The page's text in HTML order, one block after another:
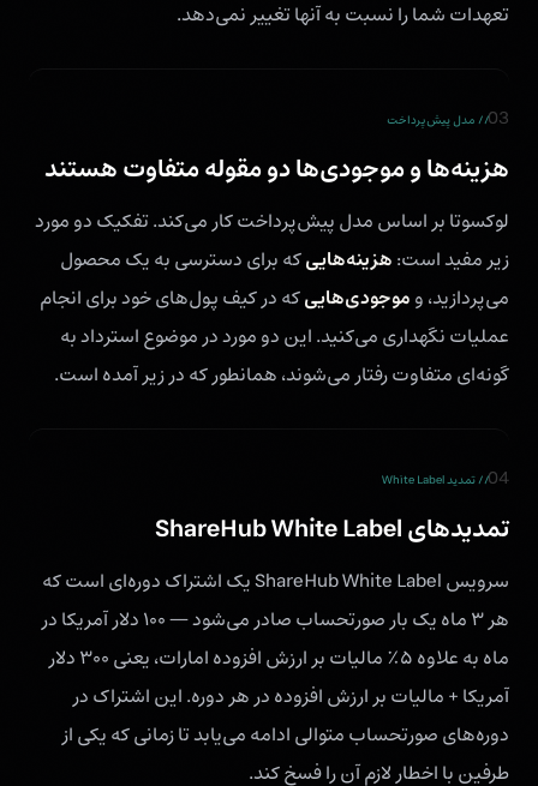
تعهدات شما را نسبت به آنها تغییر نمی‌دهد.
03// مدل پیش‌پرداخت
هزینه‌ها و موجودی‌ها دو مقوله متفاوت هستند
لوکسوتا بر اساس مدل پیش‌پرداخت کار می‌کند. تفکیک دو مورد
زیر مفید است: هزینه‌هاییکه برای دسترسی به یک محصول
می‌پردازید، و موجودی‌هاییکه در کیف پول‌های خود برای انجام
عملیات نگهداری می‌کنید. این دو مورد در موضوع استرداد به
گونه‌ای متفاوت رفتار می‌شوند، همانطور که در زیر آمده است.
04// تمدید White Label
تمدیدهای ShareHub White Label
سرویس ShareHub White Label یک اشتراک دوره‌ای است که
هر ۳ ماه یک بار صورتحساب صادر می‌شود — ۱۰۰ دلار آمریکا در
ماه به علاوه ۵٪ مالیات بر ارزش افزوده امارات، یعنی ۳۰۰ دلار
آمریکا + مالیات بر ارزش افزوده در هر دوره. این اشتراک در
دوره‌های صورتحساب متوالی ادامه می‌یابد تا زمانی که یکی از
طرفین با اخطار لازم آن را فسخ کند.